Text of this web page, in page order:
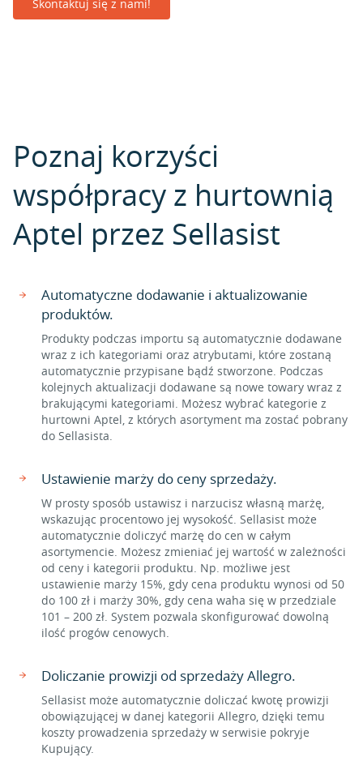
Skontaktuj się z nami!
Poznaj korzyści
współpracy z hurtownią
Aptel przez Sellasist
Automatyczne dodawanie i aktualizowanie
produktów.
Produkty podczas importu są automatycznie dodawane
wraz z ich kategoriami oraz atrybutami, które zostaną
automatycznie przypisane bądź stworzone. Podczas
kolejnych aktualizacji dodawane są nowe towary wraz z
brakującymi kategoriami. Możesz wybrać kategorie z
hurtowni Aptel, z których asortyment ma zostać pobrany
do Sellasista.
Ustawienie marży do ceny sprzedaży.
W prosty sposób ustawisz i narzucisz własną marżę,
wskazując procentowo jej wysokość. Sellasist może
automatycznie doliczyć marżę do cen w całym
asortymencie. Możesz zmieniać jej wartość w zależności
od ceny i kategorii produktu. Np. możliwe jest
ustawienie marży 15%, gdy cena produktu wynosi od 50
do 100 zł i marży 30%, gdy cena waha się w przedziale
101 – 200 zł. System pozwala skonfigurować dowolną
ilość progów cenowych.
Doliczanie prowizji od sprzedaży Allegro.
Sellasist może automatycznie doliczać kwotę prowizji
obowiązującej w danej kategorii Allegro, dzięki temu
koszty prowadzenia sprzedaży w serwisie pokryje
Kupujący.